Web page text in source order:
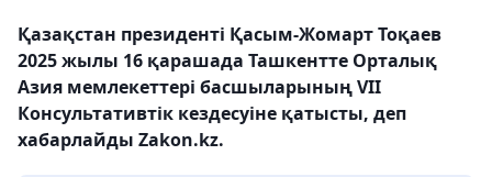
Қазақстан президенті Қасым-Жомарт Тоқаев
2025 жылы 16 қарашада Ташкентте Орталық
Азия мемлекеттері басшыларының VII
Консультативтік кездесуіне қатысты, деп
хабарлайды Zakon.kz.